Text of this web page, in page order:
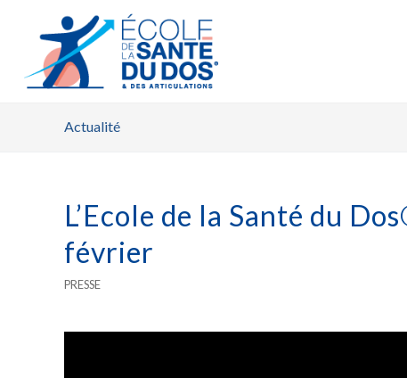
Actualité
L’Ecole de la Santé du
février
PRESSE